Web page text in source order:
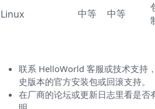
Linux 中等 中等
联系 HelloWorld 客服或技术支持
史版本的官方安装包或回滚支持。
在厂商的论坛或更新日志里看是否